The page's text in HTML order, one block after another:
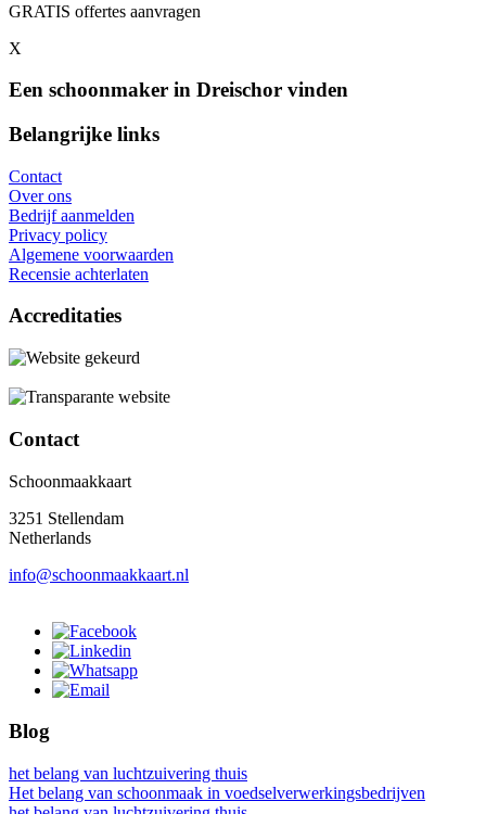
GRATIS offertes aanvragen
X
Een schoonmaker in Dreischor vinden
Belangrijke links
Contact
Over ons
Bedrijf aanmelden
Privacy policy
Algemene voorwaarden
Recensie achterlaten
Accreditaties
Contact
Schoonmaakkaart
3251 Stellendam
Netherlands
info@schoonmaakkaart.nl
Blog
het belang van luchtzuivering thuis
Het belang van schoonmaak in voedselverwerkingsbedrijven